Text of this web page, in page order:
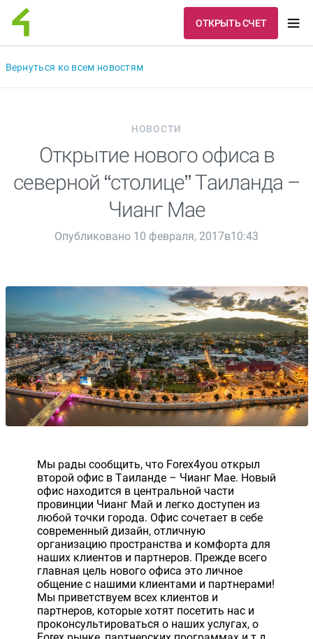
ОТКРЫТЬ СЧЕТ
Вернуться ко всем новостям
НОВОСТИ
Открытие нового офиса в
северной “столице” Таиланда –
Чианг Мае
Опубликовано 10 февраля, 2017в10:43
Мы рады сообщить, что Forex4you открыл
второй офис в Таиланде – Чианг Мае. Новый
офис находится в центральной части
провинции Чианг Май и легко доступен из
любой точки города. Офис сочетает в себе
современный дизайн, отличную
организацию пространства и комфорта для
наших клиентов и партнеров. Прежде всего
главная цель нового офиса это личное
общение с нашими клиентами и партнерами!
Мы приветствуем всех клиентов и
партнеров, которые хотят посетить нас и
проконсультироваться о наших услугах, о